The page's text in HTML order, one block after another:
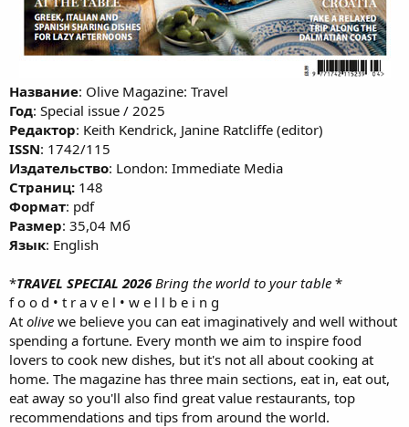
Название: Olive Magazine: Travel
Год: Special issue / 2025
Редактор: Keith Kendrick, Janine Ratcliffe (editor)
ISSN: 1742/115
Издательство: London: Immediate Media
Cтраниц: 148
Формат: pdf
Размер: 35,04 Мб
Язык: English
*TRAVEL SPECIAL 2026Bring the world to your table *
f o o d • t r a v e l • w e l l b e i n g
At olive we believe you can eat imaginatively and well without
spending a fortune. Every month we aim to inspire food
lovers to cook new dishes, but it's not all about cooking at
home. The magazine has three main sections, eat in, eat out,
eat away so you'll also find great value restaurants, top
recommendations and tips from around the world.